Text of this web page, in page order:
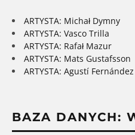
ARTYSTA: Michał Dymny
ARTYSTA: Vasco Trilla
ARTYSTA: Rafał Mazur
ARTYSTA: Mats Gustafsson
ARTYSTA: Agustí Fernández
BAZA DANYCH: